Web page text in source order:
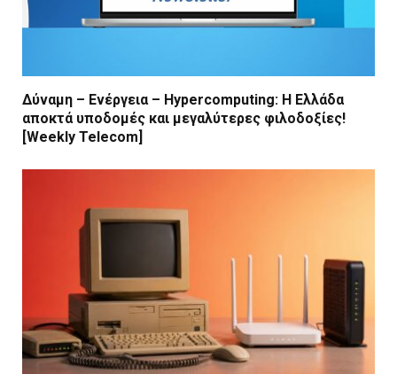
Δύναμη – Ενέργεια – Ηypercomputing: Η Ελλάδα
αποκτά υποδομές και μεγαλύτερες φιλοδοξίες!
[Weekly Telecom]